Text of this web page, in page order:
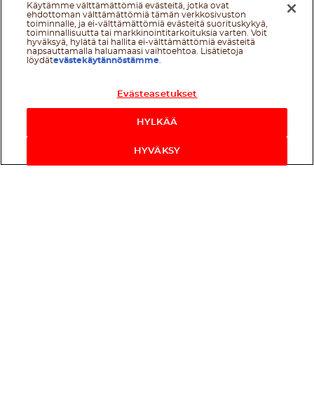
Käytämme välttämättömiä evästeitä, jotka ovat
ehdottoman välttämättömiä tämän verkkosivuston
toiminnalle, ja ei-välttämättömiä evästeitä suorituskykyä,
toiminnallisuutta tai markkinointitarkoituksia varten. Voit
hyväksyä, hylätä tai hallita ei-välttämättömiä evästeitä
napsauttamalla haluamaasi vaihtoehtoa. Lisätietoja
löydätevästekäytännöstämme
Evästeasetukset
HYLKÄÄ
HYVÄKSY